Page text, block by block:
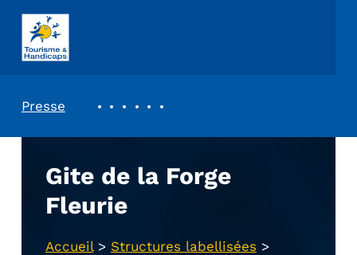
ASSOCIATION TOURISME ET HANDICAPS
Presse
Gite de la Forge
Fleurie
Accueil> Structures labellisées >